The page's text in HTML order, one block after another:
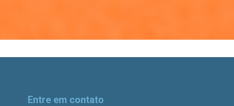
Entre em contato